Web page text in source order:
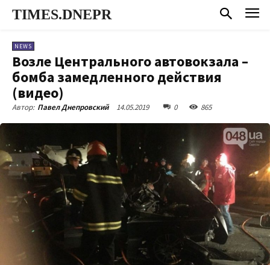
TIMES.DNEPR
NEWS
Возле Центрального автовокзала –
бомба замедленного действия
(видео)
Автор: Павел Днепровский 14.05.2019 0 865